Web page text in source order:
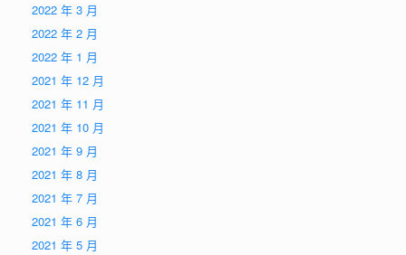
2022 年 3 月
2022 年 2 月
2022 年 1 月
2021 年 12 月
2021 年 11 月
2021 年 10 月
2021 年 9 月
2021 年 8 月
2021 年 7 月
2021 年 6 月
2021 年 5 月